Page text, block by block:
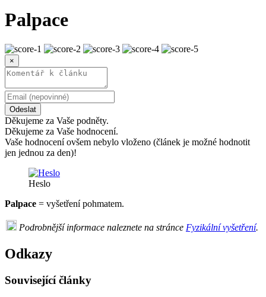
Palpace
×
Odeslat
Děkujeme za Vaše podněty.
Děkujeme za Vaše hodnocení.
Vaše hodnocení ovšem nebylo vloženo (článek je možné hodnotit
jen jednou za den)!
Heslo
Palpace = vyšetření pohmatem.
Podrobnější informace naleznete na stránce Fyzikální vyšetření.
Odkazy
Související články